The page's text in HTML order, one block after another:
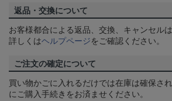
返品・交換について
お客様都合による返品、交換、キャンセル
詳しくはヘルプページをご確認ください。
ご注文の確定について
買い物かごに入れるだけでは在庫は確保さ
にご購入手続きをお済ませください。